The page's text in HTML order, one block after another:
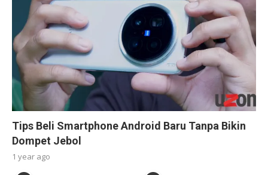
Tips Beli Smartphone Android Baru Tanpa Bikin
Dompet Jebol
1 year ago